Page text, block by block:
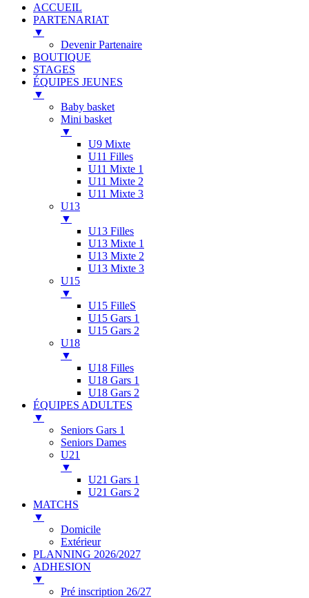
ACCUEIL
PARTENARIAT
▼
Devenir Partenaire
BOUTIQUE
STAGES
ÉQUIPES JEUNES
▼
Baby basket
Mini basket
▼
U9 Mixte
U11 Filles
U11 Mixte 1
U11 Mixte 2
U11 Mixte 3
U13
▼
U13 Filles
U13 Mixte 1
U13 Mixte 2
U13 Mixte 3
U15
▼
U15 FilleS
U15 Gars 1
U15 Gars 2
U18
▼
U18 Filles
U18 Gars 1
U18 Gars 2
ÉQUIPES ADULTES
▼
Seniors Gars 1
Seniors Dames
U21
▼
U21 Gars 1
U21 Gars 2
MATCHS
▼
Domicile
Extérieur
PLANNING 2026/2027
ADHESION
▼
Pré inscription 26/27